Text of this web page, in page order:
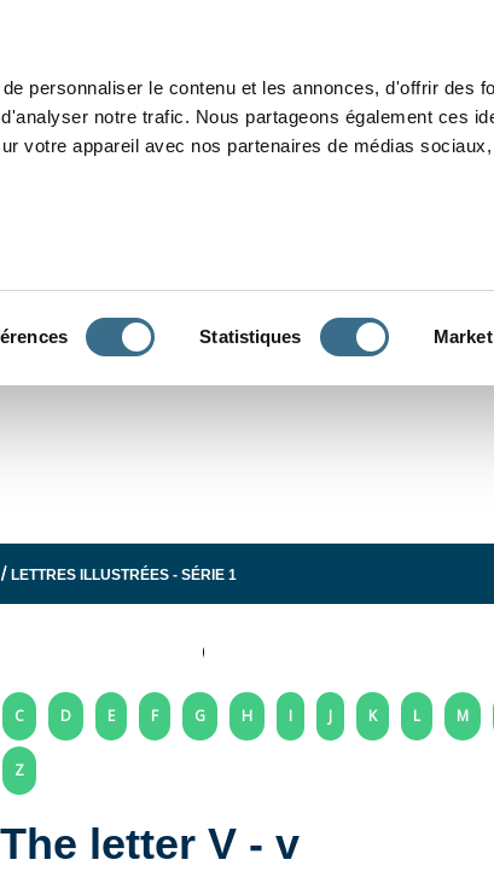
personnaliser le contenu et les annonces, d'offrir des
notre trafic. Nous partageons également ces
votre appareil avec nos partenaires de médias
Statistiques
/LETTRES ILLUSTRÉES - SÉRIE 1
C D E F G H I J K L M
Z
letter V - v